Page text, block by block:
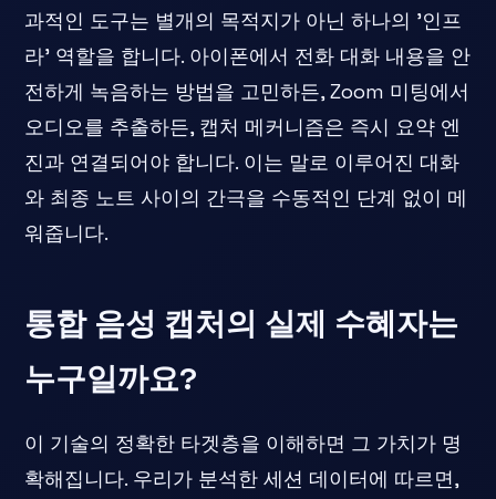
과적인 도구는 별개의 목적지가 아닌 하나의 '인프
라' 역할을 합니다. 아이폰에서 전화 대화 내용을 안
전하게 녹음하는 방법을 고민하든, Zoom 미팅에서
오디오를 추출하든, 캡처 메커니즘은 즉시 요약 엔
진과 연결되어야 합니다. 이는 말로 이루어진 대화
와 최종 노트 사이의 간극을 수동적인 단계 없이 메
워줍니다.
통합 음성 캡처의 실제 수혜자는
누구일까요?
이 기술의 정확한 타겟층을 이해하면 그 가치가 명
확해집니다. 우리가 분석한 세션 데이터에 따르면,